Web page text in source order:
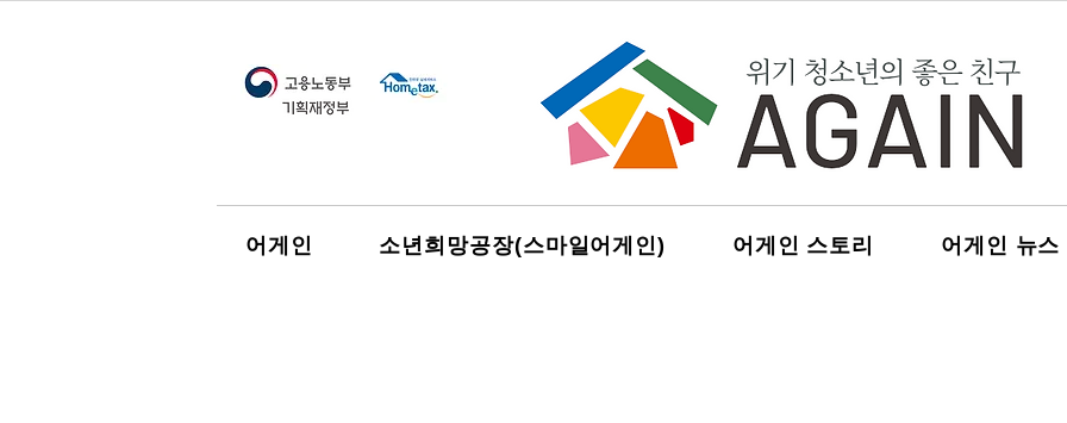
어게인 소년희망공장(스마일어게인) 어게인 스토리 어게인 뉴스